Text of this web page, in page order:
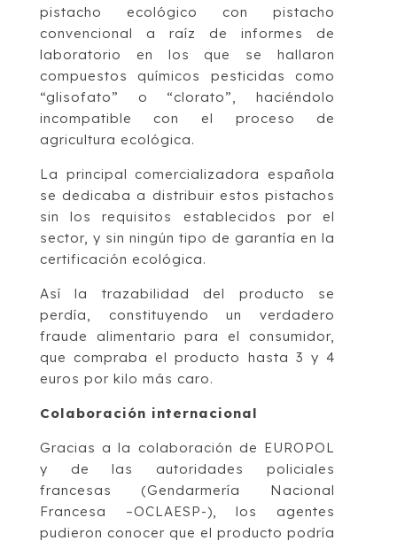
pistacho ecológico con pistacho
convencional a raíz de informes de
laboratorio en los que se hallaron
compuestos químicos pesticidas como
“glisofato” o “clorato”, haciéndolo
incompatible con el proceso de
agricultura ecológica.
La principal comercializadora española
se dedicaba a distribuir estos pistachos
sin los requisitos establecidos por el
sector, y sin ningún tipo de garantía en la
certificación ecológica.
Así la trazabilidad del producto se
perdía, constituyendo un verdadero
fraude alimentario para el consumidor,
que compraba el producto hasta 3 y 4
euros por kilo más caro.
Colaboración internacional
Gracias a la colaboración de EUROPOL
y de las autoridades policiales
francesas (Gendarmería Nacional
Francesa –OCLAESP-), los agentes
pudieron conocer que el producto podría